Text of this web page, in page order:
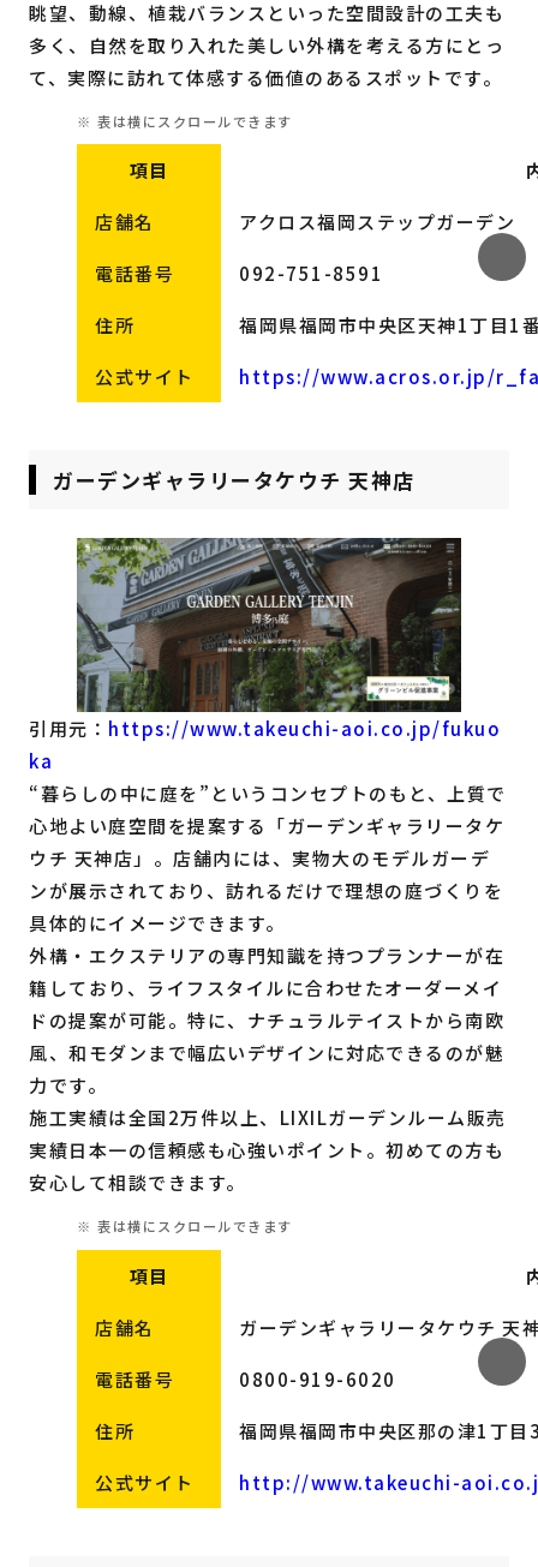
眺望、動線、植栽バランスといった空間設計の工夫も
多く、自然を取り入れた美しい外構を考える方にとっ
て、実際に訪れて体感する価値のあるスポットです。
項目
店舗名 アクロス福岡ステップガーデン
電話番号 092-751-8591
住所 福岡県福岡市中央区天神1丁目1
公式サイト https://www.acros.or.jp/
ガーデンギャラリータケウチ 天神店
引用元： https://www.takeuchi-aoi.co.jp/fukuo
ka
“暮らしの中に庭を”というコンセプトのもと、上質で
心地よい庭空間を提案する「ガーデンギャラリータケ
ウチ 天神店」。店舗内には、実物大のモデルガーデ
ンが展示されており、訪れるだけで理想の庭づくりを
具体的にイメージできます。
外構・エクステリアの専門知識を持つプランナーが在
籍しており、ライフスタイルに合わせたオーダーメイ
ドの提案が可能。特に、ナチュラルテイストから南欧
風、和モダンまで幅広いデザインに対応できるのが魅
力です。
施工実績は全国2万件以上、LIXILガーデンルーム販売
実績日本一の信頼感も心強いポイント。初めての方も
安心して相談できます。
項目
店舗名 ガーデンギャラリータケウチ 天
電話番号 0800-919-6020
住所 福岡県福岡市中央区那の津1丁
公式サイト http://www.takeuchi-